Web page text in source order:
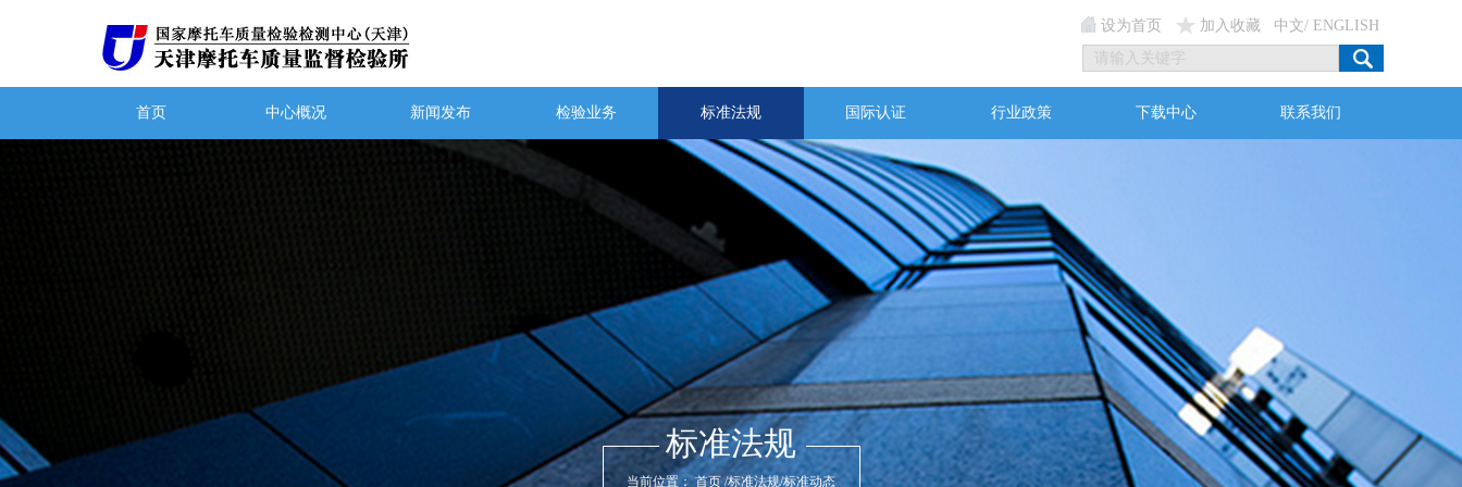
设为首页 加入收藏 中文/ ENGLISH
首页 中心概况 新闻发布 检验业务 标准法规 国际认证 行业政策 下载中心 联系我们
标准法规
当前位置：首页/标准法规/标准动态